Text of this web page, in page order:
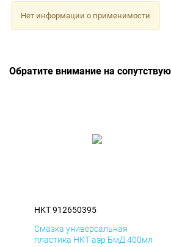
Нет информации о применимости
Обратите внимание на
HKT 912650395
Смазка универсальная
пластика HKT аэр БмД 400мл